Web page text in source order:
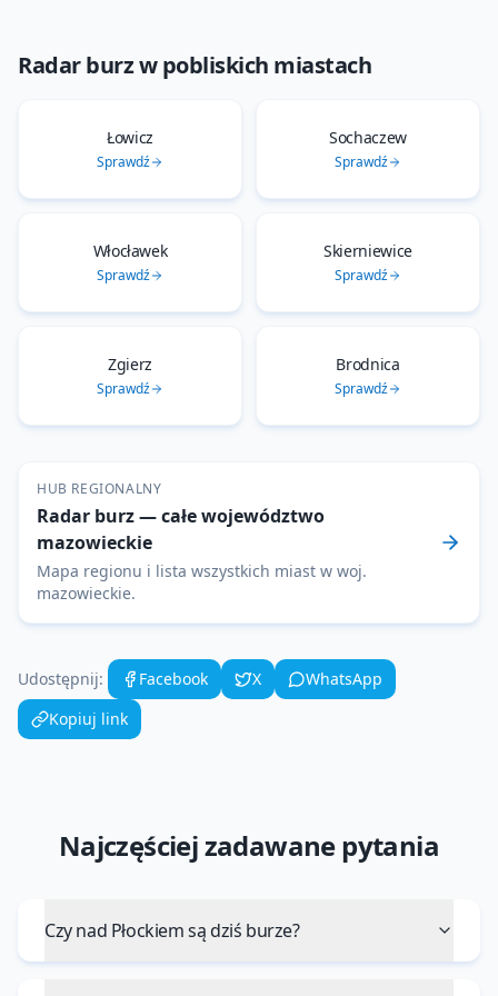
Radar burzw pobliskich miastach
Łowicz
Sprawdź
Sochaczew
Sprawdź
Włocławek
Sprawdź
Skierniewice
Sprawdź
Zgierz
Sprawdź
Brodnica
Sprawdź
HUB REGIONALNY
Radar burz— całe województwo
mazowieckie
Mapa regionu i lista wszystkich miast w woj.
mazowieckie.
Udostępnij: Facebook X
WhatsApp
Kopiuj link
Najczęściej zadawane pytania
Czy nad Płockiem są dziś burze?